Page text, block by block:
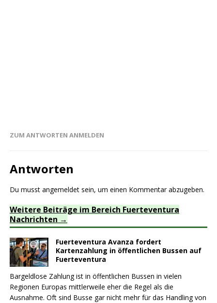
ZUM ANTWORTEN ANMELDEN
Antworten
Du musst angemeldet sein, um einen Kommentar abzugeben.
Weitere Beiträge im Bereich Fuerteventura
Nachrichten
Fuerteventura Avanza fordert
Kartenzahlung in öffentlichen Bussen auf
Fuerteventura
Bargeldlose Zahlung ist in öffentlichen Bussen in vielen
Regionen Europas mittlerweile eher die Regel als die
Ausnahme. Oft sind Busse gar nicht mehr für das Handling von